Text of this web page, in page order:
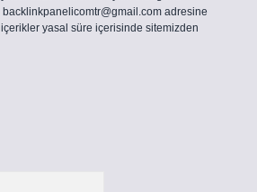
backlinkpanelicomtr@gmail.com adresine
yasal süre içerisinde sitemizden